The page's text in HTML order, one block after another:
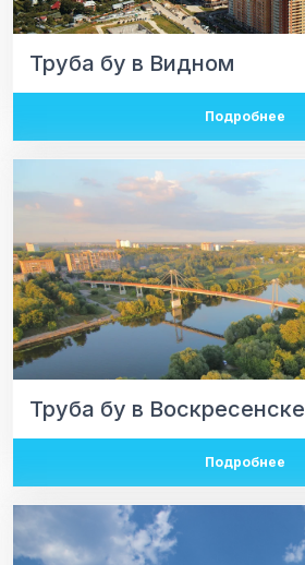
Труба бу в Видном
Подробнее
Труба бу в Воскресенске
Подробнее